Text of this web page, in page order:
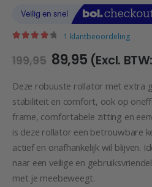
1 klantbeoordeling
199,95
prijs
was:
€199,95.
89,95Huidige
prijs
is:
€89,95.
(Excl. BTW:
Deze robuuste rollator met extra
stabiliteit en comfort, ook op
frame, comfortabele zitting en
is deze rollator een betrouwbare
actief en onafhankelijk wil blijven.
naar een veilige en
met je meebeweegt.